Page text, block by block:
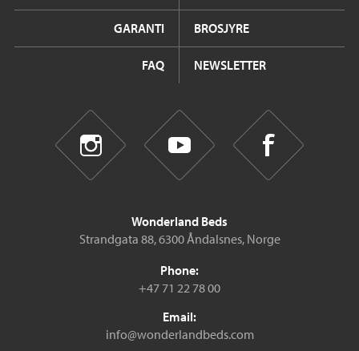
GARANTI BROSJYRE
FAQ NEWSLETTER
Wonderland Beds
Strandgata 88, 6300 Åndalsnes, Norge
Phone:
+47 71 22 78 00
Email:
info@wonderlandbeds.com